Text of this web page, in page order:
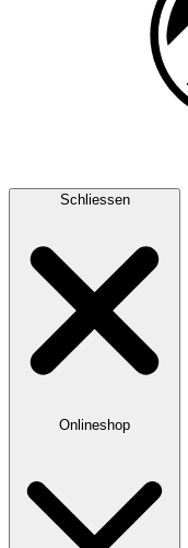
Schliessen
Onlineshop